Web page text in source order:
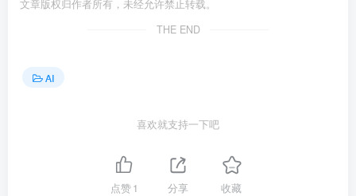
文章版权归作者所有，未经允许禁止转载。
THE END
AI
喜欢就支持一下吧
点赞1 分享 收藏